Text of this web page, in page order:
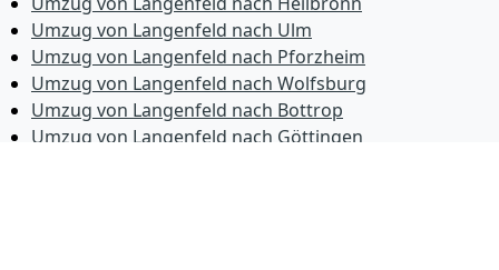
Umzug von Langenfeld nach Ulm
Umzug von Langenfeld nach Pforzheim
Umzug von Langenfeld nach Wolfsburg
Umzug von Langenfeld nach Bottrop
Umzug von Langenfeld nach Göttingen